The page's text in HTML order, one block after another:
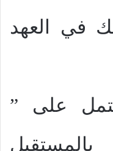
في العهد
على ”